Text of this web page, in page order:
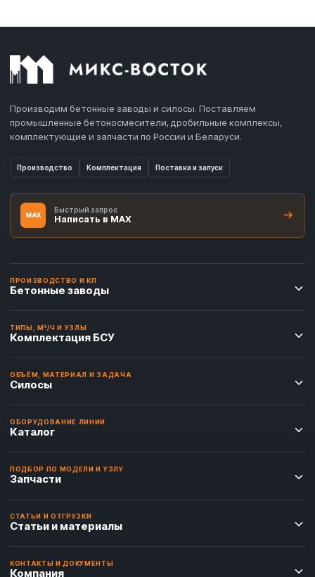
Производим бетонные заводы и силосы. Поставляем
промышленные бетоносмесители, дробильные комплексы,
комплектующие и запчасти по России и Беларуси.
Производство Комплектация Поставка и запуск
MAX
Быстрый запрос
Написать в MAX
ПРОИЗВОДСТВО И КП
Бетонные заводы
ТИПЫ, М³/Ч И УЗЛЫ
Комплектация БСУ
ОБЪЁМ, МАТЕРИАЛ И ЗАДАЧА
Силосы
ОБОРУДОВАНИЕ ЛИНИИ
Каталог
ПОДБОР ПО МОДЕЛИ И УЗЛУ
Запчасти
СТАТЬИ И ОТГРУЗКИ
Статьи и материалы
КОНТАКТЫ И ДОКУМЕНТЫ
Компания